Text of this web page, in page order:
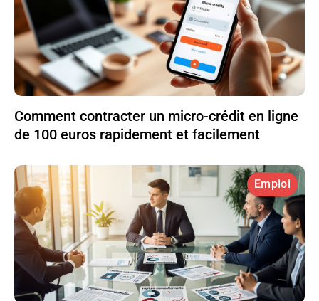
Comment contracter un micro-crédit en ligne
de 100 euros rapidement et facilement
Emploi